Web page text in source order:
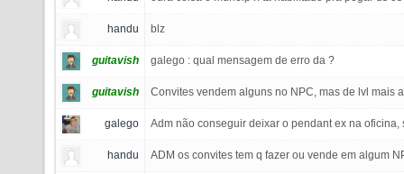
handu blz
guitavish galego : qual mensagem de erro da ?
guitavish Convites vendem alguns no NPC, mas de lvl mais
galego Adm não conseguir deixar o pendant ex na oficina,
handu ADM os convites tem q fazer ou vende em algum